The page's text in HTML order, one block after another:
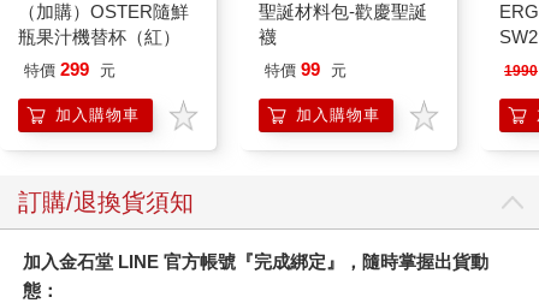
（加購）OSTER隨鮮
瓶果汁機替杯（紅）
特價 299 元
加入購物車
聖誕材料包-歡慶聖誕
襪
特價 99 元
加入購物車
泳
1990
訂購/退換貨須知
加入金石堂 LINE 官方帳號『完成綁定』，隨時掌握出貨動
態：